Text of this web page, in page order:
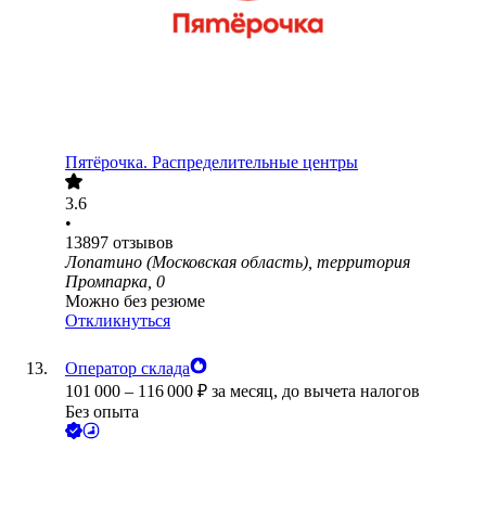
Пятёрочка. Распределительные центры
3.6
•
13897 отзывов
Лопатино (Московская область), территория
Промпарка, 0
Можно без резюме
Откликнуться
Оператор склада
101 000 – 116 000 ₽ за месяц, до вычета налогов
Без опыта